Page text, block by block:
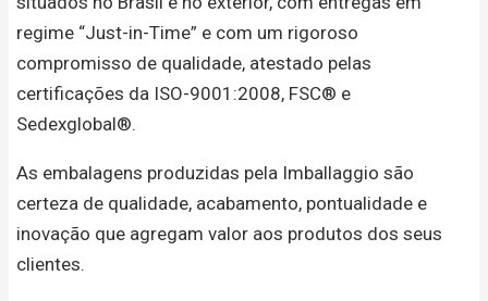
regime “Just-in-Time” e com um rigoroso
compromisso de qualidade, atestado pelas
certificações da ISO-9001:2008, FSC® e
Sedexglobal®.
As embalagens produzidas pela Imballaggio são
certeza de qualidade, acabamento, pontualidade e
inovação que agregam valor aos produtos dos seus
clientes.